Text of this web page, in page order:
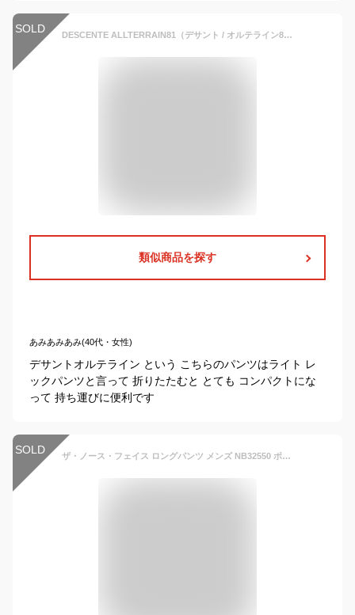
SOLD DESCENTE ALLTERRAIN81（デサント / オルテライン81） ポケッタブル ライトトレックパンツ / メンズ イージーパンツ 無地 軽量 撥水 ストレッチ ウエストゴム アウトドア POCKETABLE LIGHT TREK PANTS
類似商品を探す
あみあみあみ(40代・女性)
デサントオルテライン という こちらのパンツはライト レ
ックパンツと言って 折りたたむと とても コンパクトにな
って 持ち運びに便利です
SOLD ザ・ノース・フェイス ロングパンツ メンズ NB32550 ボトムス レディース 長ズボン 軽量 速乾 撥水 アパレル ウェア 服 黒 グレー リラックス ポケッタブル 旅行 コンパクト バーサタイルパンツ 送料無料 最強翌日配送 evid